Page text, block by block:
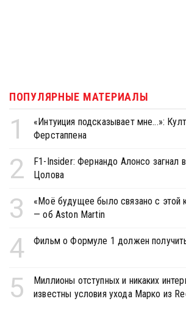
ПОПУЛЯРНЫЕ МАТЕРИАЛЫ
1
«Интуиция подсказывает мне...»:
Ферстаппена
2
F1-Insider: Фернандо Алонсо загнал
Цолова
3
«Моё будущее было связано с этой
— об Aston Martin
4 Фильм о Формуле 1 должен
5
Миллионы отступных и никаких
известны условия ухода Марко из